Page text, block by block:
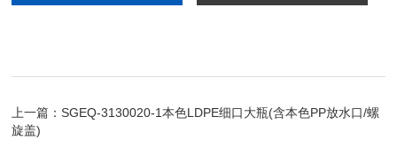
上一篇：SGEQ-3130020-1本色LDPE细口大瓶(含本色PP放水口/螺
旋盖)